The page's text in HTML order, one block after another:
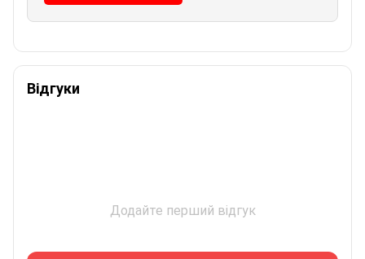
Відгуки
Додайте перший відгук